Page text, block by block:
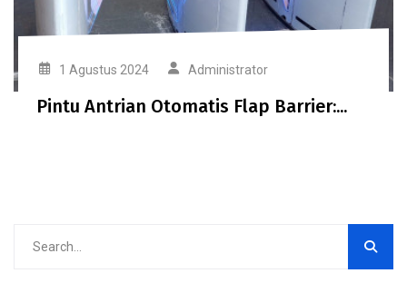
1 Agustus 2024 Administrator
Pintu Antrian Otomatis Flap Barrier:...